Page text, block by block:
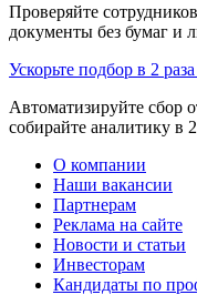
Проверяйте
документы без бумаг и
Ускорьте подбор в 2
Автоматизируйте сбор
собирайте аналитику в
О компании
Наши вакансии
Партнерам
Реклама на сайте
Новости и статьи
Инвесторам
Кандидаты по